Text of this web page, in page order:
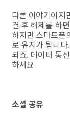
다른 이야기이
결 후 해제를 하
히지만 스마트폰
로 유지가 됩니
되죠. 데이터 통
하세요.
소셜 공유